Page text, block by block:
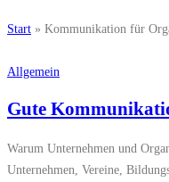
Start » Kommunikation für
Allgemein
Gute
Warum Unternehmen und
Unternehmen, Vereine,